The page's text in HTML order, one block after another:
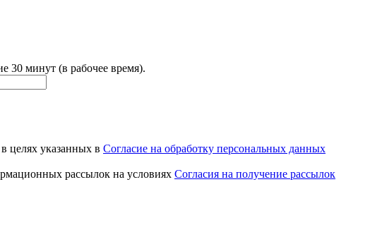
30 минут (в рабочее время).
целях указанных в Согласие на обработку персональных данных
рассылок на условиях Согласия на получение рассылок